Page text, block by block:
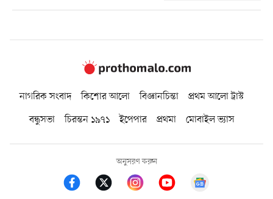
নাগরিক সংবাদ কিশোর আলো বিজ্ঞানচিন্তা
প্রথম আলো ট্রাস্ট
বন্ধুসভা
চিরন্তন ১৯৭১ ইপেপার প্রথমা মোবাইল ভ্যাস
অনুসরণ করুন